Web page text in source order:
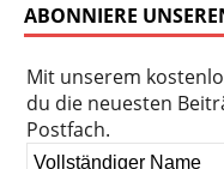
ABONNIERE
Mit unserem
du die neuesten
Postfach.